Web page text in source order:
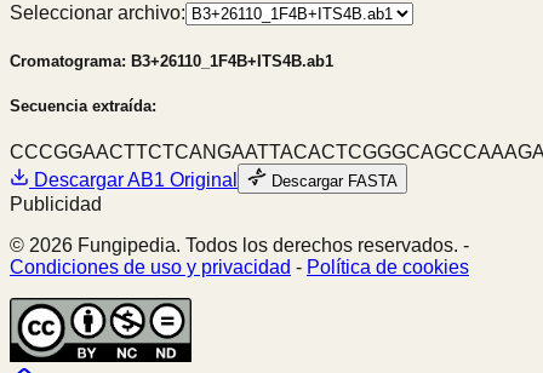
Seleccionar archivo:
Cromatograma: B3+26110_1F4B+ITS4B.ab1
Secuencia extraída:
DescargarAB1 Original Descargar FASTA
Publicidad
© 2026 Fungipedia. Todos los derechos reservados. -
Condiciones de uso y privacidad - Política de cookies